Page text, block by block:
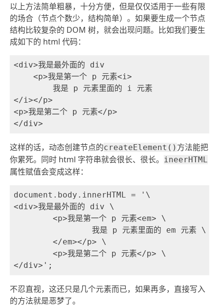
以上方法简单粗暴，十分方便，但是仅仅适用于一些有限
的场合（节点个数少，结构简单）。如果要生成一个节点
结构比较复杂的 DOM 树，就会出现问题。比如我们要生
成如下的 html 代码：
<div>我是最外面的 div
    <p>我是第一个 p 元素<i>
</i></p>
<p>我是第二个 p 元素</p>
这样的话，动态创建节点的createElement() 方法能把
你累死。同时 html 字符串就会很长、很长。
ineerHTML
属性赋值会变成这样：
document.body.innerHTML = '\
<div>我是最外面的 div \
不忍直视，这还只是几个元素而已，如果再多，直接写入
的方法就是恶梦了。